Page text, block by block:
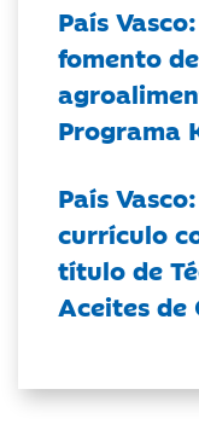
País
fomento
Programa
País
currículo
título de
Aceites de